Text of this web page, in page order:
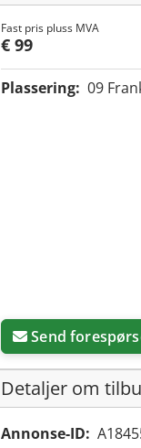
Fast pris pluss MVA
€ 99
Plassering: 09
Send
Detaljer om
Annonse-ID: